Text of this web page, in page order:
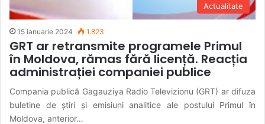
Actualitate
15 ianuarie 2024 1.823
GRT ar retransmite programele Primul
în Moldova, rămas fără licență. Reacția
administrației companiei publice
Compania publică Gagauziya Radio Televizionu (GRT) ar difuza
buletine de știri și emisiuni analitice ale postului Primul în
Moldova, anterior…